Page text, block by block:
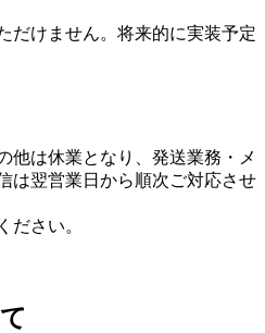
だけません。将来的に実装予定
他は休業となり、発送業務・メ
は翌営業日から順次ご対応させ
ださい。